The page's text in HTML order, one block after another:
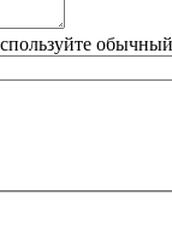
обычный